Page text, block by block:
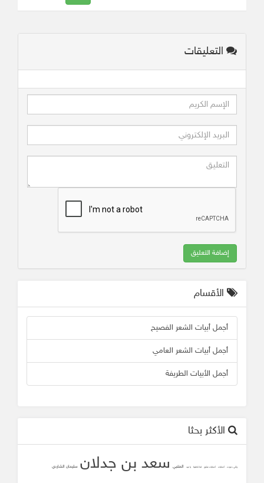
التعليقات
إضافة التعليق
الأقسام
أجمل أبيات الشعر الفصيح
أجمل أبيات الشعر العامي
أجمل الأبيات الطريفة
الأكثر بحثا
وأني دعوت أصابك أصابك عشق لما تلاقينا يا عيد المتنبي سعد بن جدلان سليمان الشاردي